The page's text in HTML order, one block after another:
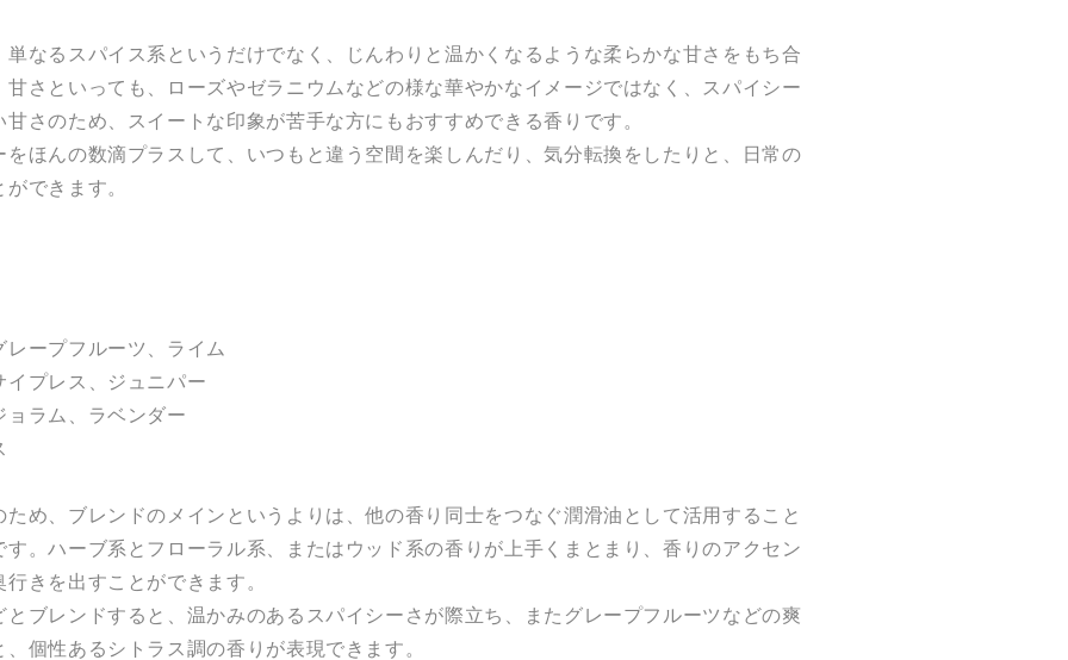
なるスパイス系というだけでなく、じんわりと温かくなるような柔らかな甘さをもち合
さといっても、ローズやゼラニウムなどの様な華やかなイメージではなく、スパイシー
さのため、スイートな印象が苦手な方にもおすすめできる香りです。
ほんの数滴プラスして、いつもと違う空間を楽しんだり、気分転換をしたりと、日常の
できます。
ープフルーツ、ライム
プレス、ジュニパー
ラム、ラベンダー
め、ブレンドのメインというよりは、他の香り同士をつなぐ潤滑油として活用すること
。ハーブ系とフローラル系、またはウッド系の香りが上手くまとまり、香りのアクセン
きを出すことができます。
ブレンドすると、温かみのあるスパイシーさが際立ち、またグレープフルーツなどの爽
個性あるシトラス調の香りが表現できます。